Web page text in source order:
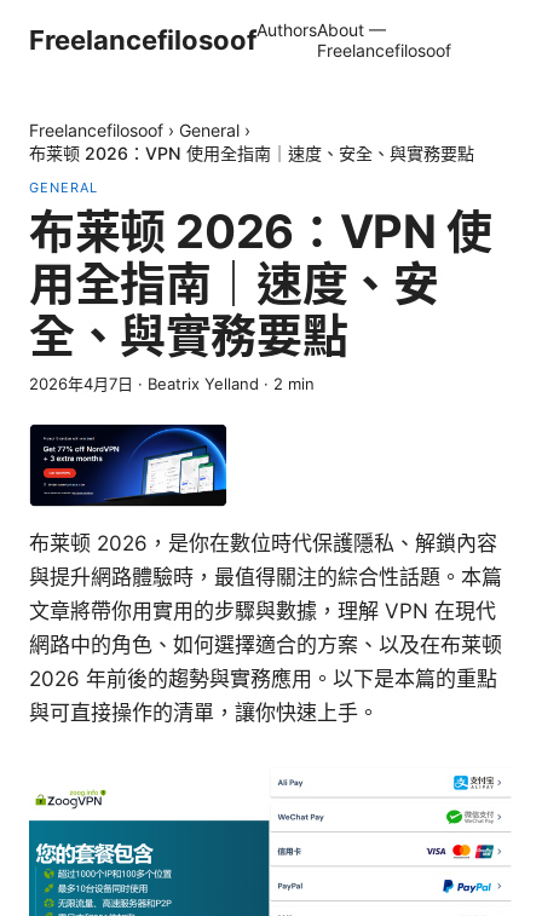
FreelancefilosoofAuthorsAbout —
Freelancefilosoof
Freelancefilosoof › General ›
布莱顿 2026：VPN 使用全指南｜速度、安全、與實務要點
GENERAL
布莱顿 2026：VPN 使
用全指南｜速度、安
全、與實務要點
2026年4月7日 · Beatrix Yelland · 2 min
布莱顿 2026，是你在數位時代保護隱私、解鎖內容
與提升網路體驗時，最值得關注的綜合性話題。本篇
文章將帶你用實用的步驟與數據，理解 VPN 在現代
網路中的角色、如何選擇適合的方案、以及在布莱顿
2026 年前後的趨勢與實務應用。以下是本篇的重點
與可直接操作的清單，讓你快速上手。